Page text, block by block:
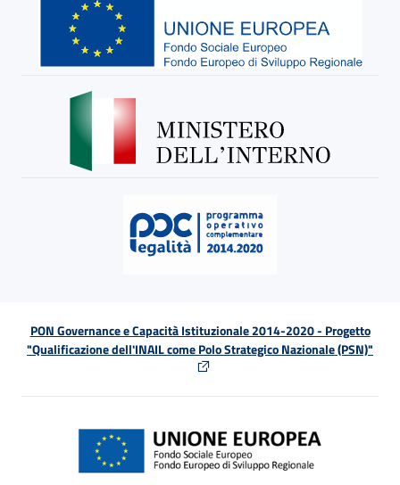
PON Governance e Capacità Istituzionale 2014-2020 - Progetto
"Qualificazione dell'INAIL come Polo Strategico Nazionale (PSN)"